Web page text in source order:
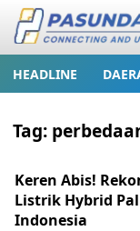
HEADLINE
Tag:
Keren Abis!
Listrik Hybrid
Indonesia